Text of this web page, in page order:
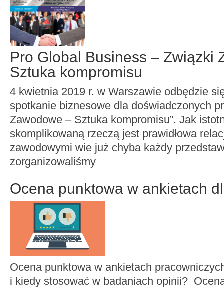
Pro Global Business – Związki
Sztuka kompromisu
4 kwietnia 2019 r. w Warszawie odbędzie
spotkanie biznesowe dla doświadczonych
Zawodowe – Sztuka kompromisu”. Jak
skomplikowaną rzeczą jest prawidłowa
zawodowymi wie już chyba każdy
zorganizowaliśmy
Ocena punktowa w ankietach
Ocena punktowa w ankietach
i kiedy stosować w badaniach opinii?